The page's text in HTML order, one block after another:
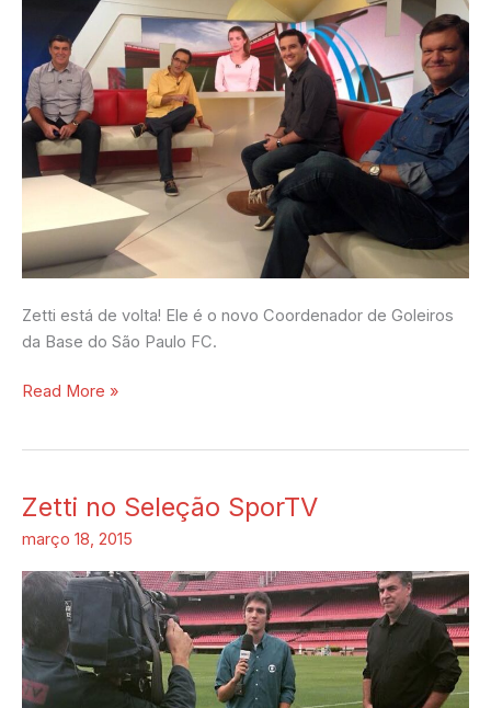
Zetti está de volta! Ele é o novo Coordenador de Goleiros
da Base do São Paulo FC.
Read More »
Zetti no Seleção SporTV
março 18, 2015
Zetti
SporTV